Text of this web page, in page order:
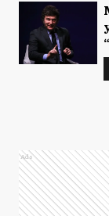
Ads